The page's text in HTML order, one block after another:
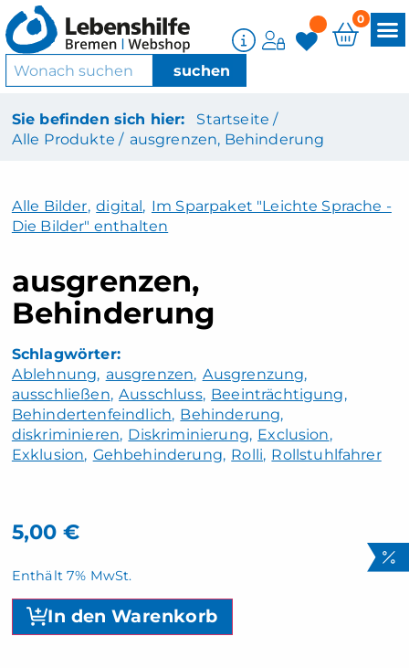
0
Sie befinden sich hier:
Startseite /
Alle Produkte / ausgrenzen, Behinderung
Alle Bilder, digital, Im Sparpaket "Leichte Sprache -
Die Bilder" enthalten
ausgrenzen,
Behinderung
Ablehnung ausgrenzen Ausgrenzung
ausschließen Ausschluss Beeinträchtigung
Behindertenfeindlich Behinderung
diskriminieren Diskriminierung Exclusion
Exklusion Gehbehinderung Rolli Rollstuhlfahrer
5,00 €
Enthält 7% MwSt.
In den Warenkorb